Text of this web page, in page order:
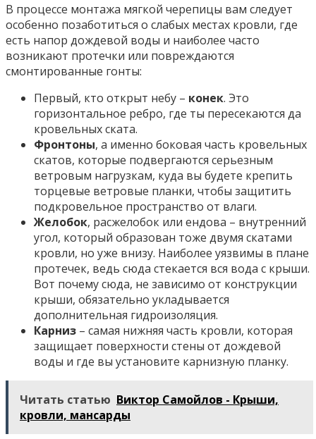
В процессе монтажа мягкой черепицы вам следует
особенно позаботиться о слабых местах кровли, где
есть напор дождевой воды и наиболее часто
возникают протечки или повреждаются
смонтированные гонты:
Первый, кто открыт небу – конек. Это
горизонтальное ребро, где ты пересекаются да
кровельных ската.
Фронтоны, а именно боковая часть кровельных
скатов, которые подвергаются серьезным
ветровым нагрузкам, куда вы будете крепить
торцевые ветровые планки, чтобы защитить
подкровельное пространство от влаги.
Желобок, расжелобок или ендова – внутренний
угол, который образован тоже двумя скатами
кровли, но уже внизу. Наиболее уязвимы в плане
протечек, ведь сюда стекается вся вода с крыши.
Вот почему сюда, не зависимо от конструкции
крыши, обязательно укладывается
дополнительная гидроизоляция.
Карниз – самая нижняя часть кровли, которая
защищает поверхности стены от дождевой
воды и где вы установите карнизную планку.
Читать статью Виктор Самойлов - Крыши,
кровли, мансарды